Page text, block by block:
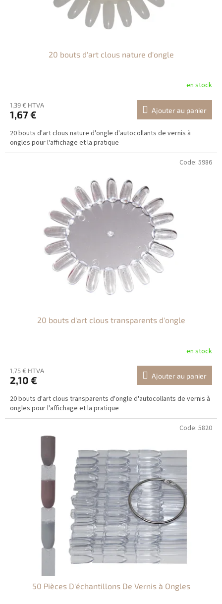
20 bouts d'art clous nature d'ongle
en stock
1,39 € HTVA
1,67 € Ajouter au panier
20 bouts d'art clous nature d'ongle d'autocollants de vernis à
ongles pour l'affichage et la pratique
20 bouts d'art clous transparents d'ongle
en stock
1,75 € HTVA
2,10 € Ajouter au panier
20 bouts d'art clous transparents d'ongle d'autocollants de vernis à
ongles pour l'affichage et la pratique
Code: 5986
50 Pièces D'échantillons De Vernis à Ongles
Code: 5820